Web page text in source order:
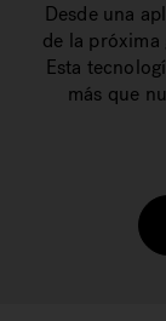
Desde una
de la
Esta
más que